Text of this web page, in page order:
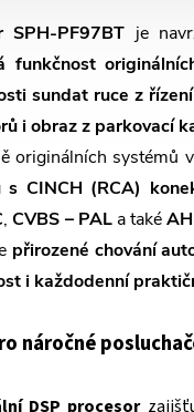
SPH-PF97BT je
funkčnost
sundat ruce z řízení
i obraz z parkovací
originálních systémů
s CINCH (RCA)
,CVBS – PAL a také
přirozené chování
i každodenní
náročné
DSP procesor